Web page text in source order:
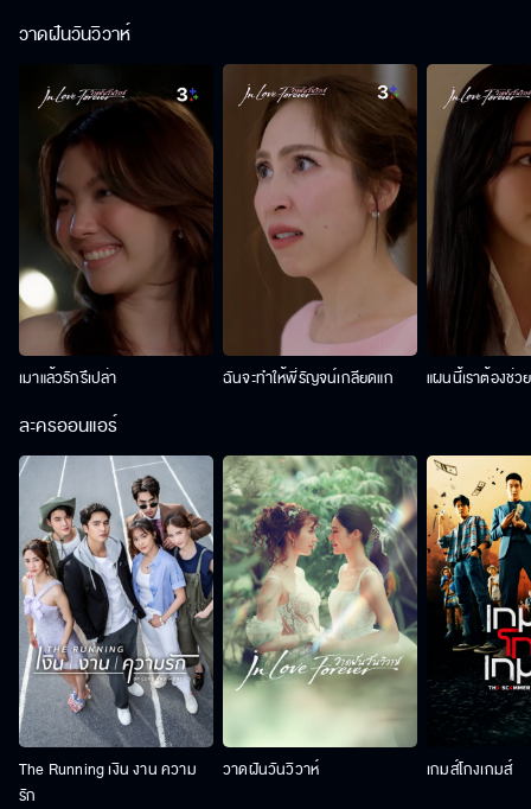
วาดฝันวันวิวาห์
เมาแล้วรักรึเปล่า ฉันจะทำให้พี่รัญจน์เกลียดแก แผนนี้เราต้องช่ว
ละครออนแอร์
The Running เงิน งาน ความ
รัก
วาดฝันวันวิวาห์ เกมส์โกงเกมส์